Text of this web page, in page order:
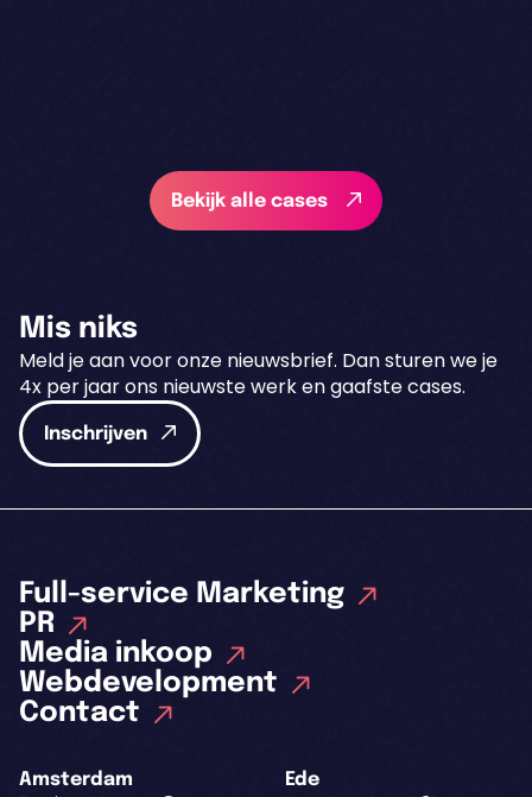
Bekijk alle cases
Mis niks
Meld je aan voor onze nieuwsbrief. Dan sturen we je
4x per jaar ons nieuwste werk en gaafste cases.
Inschrijven
Full-service Marketing
PR
Media inkoop
Webdevelopment
Contact
Amsterdam Ede